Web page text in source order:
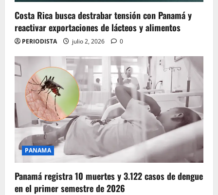
Costa Rica busca destrabar tensión con Panamá y
reactivar exportaciones de lácteos y alimentos
PERIODISTA julio 2, 2026 0
PANAMA
Panamá registra 10 muertes y 3.122 casos de dengue
en el primer semestre de 2026